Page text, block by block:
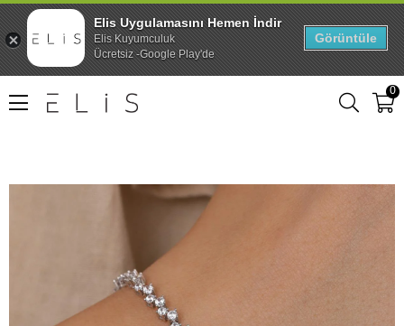
0
Elis Uygulamasını Hemen İndir
Elis Kuyumculuk
Ücretsiz -Google Play'de
Görüntüle